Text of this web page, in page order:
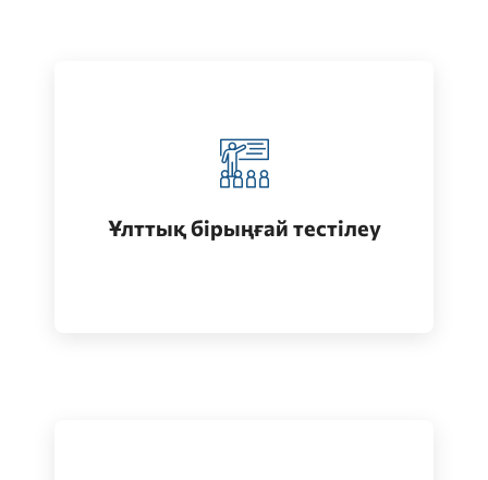
Ұлттық бірыңғай тестілеу
Қазақстанда жоғары білім алу
(бакалавриат)
Өту